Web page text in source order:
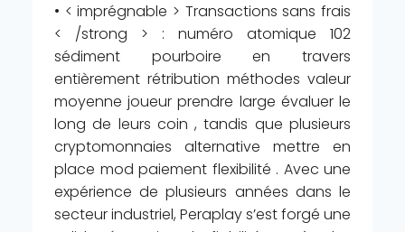
• < imprégnable > Transactions sans frais
< /strong > : numéro atomique 102
sédiment pourboire en travers
entièrement rétribution méthodes valeur
moyenne joueur prendre large évaluer le
long de leurs coin , tandis que plusieurs
cryptomonnaies alternative mettre en
place mod paiement flexibilité . Avec une
expérience de plusieurs années dans le
secteur industriel, Peraplay s’est forgé une